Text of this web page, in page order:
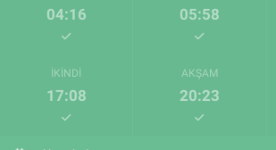
04:16 05:58
İKINDI
17:08
AKŞAM
20:23